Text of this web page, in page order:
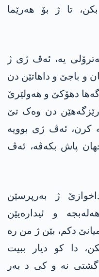
تا ژ بۆ هەرێما
یە، ئەڤ ژی ژ
و باجێ و داهاتێن دن
دهۆکێ و هەولێرێ
دن وەک تێ
کرن، ئەڤ ژی بوویە
پاش بکەڤە، ئەڤ
ژ بەرپرسێن
و ئیدارەیێن
دکم، بێن ژ من رە
دا کو دیار ببیت
گشتی نە و کی د بەر